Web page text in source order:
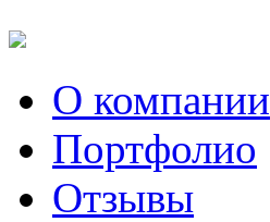
О компании
Портфолио
Отзывы